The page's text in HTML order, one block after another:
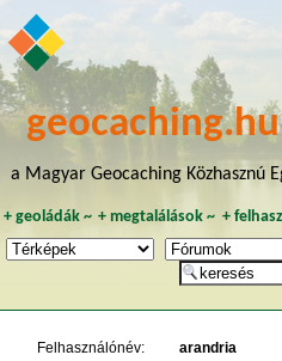
a Magyar Geocaching Közhasznú
+ geoládák~ +megtalálások ~ +
Felhasználónév:
arandria